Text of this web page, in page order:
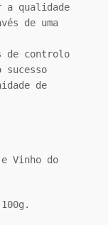
a qualidade
de uma
de controlo
sucesso
de
Vinho do